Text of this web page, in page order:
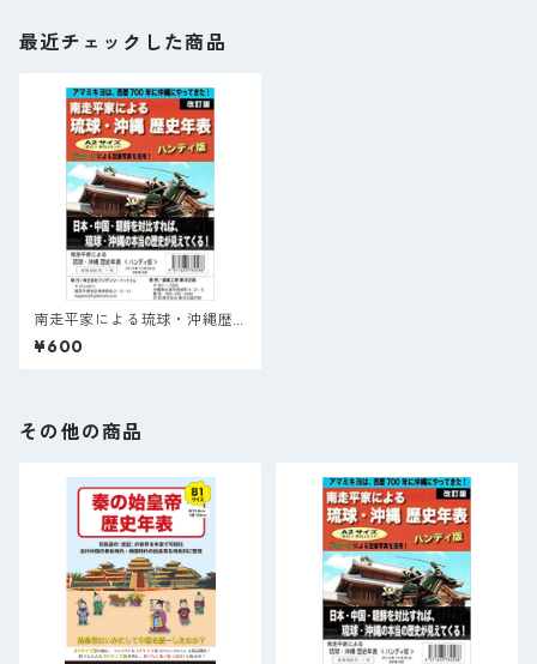
最近チェックした商品
南走平家による琉球・沖縄歴
史年表 < ハンディ版 >
¥600
その他の商品